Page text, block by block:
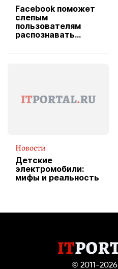
Facebook поможет
слепым
пользователям
распознавать
Новости
Детские
электромобили:
мифы и реальность
© 2011-2026